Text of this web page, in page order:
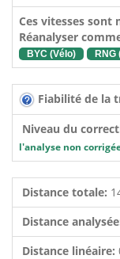
Ces vitesses sont
Réanalyser
BYC (Vélo) RNG
Fiabilité de la
Niveau du
l'analyse non
Distance totale:
Distance
Distance linéaire: